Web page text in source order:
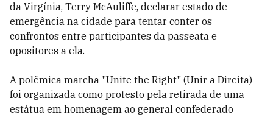
da Virgínia, Terry McAuliffe, declarar estado de
emergência na cidade para tentar conter os
confrontos entre participantes da passeata e
opositores a ela.
A polêmica marcha "Unite the Right" (Unir a Direita)
foi organizada como protesto pela retirada de uma
estátua em homenagem ao general confederado